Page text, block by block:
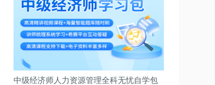
中级经济师人力资源管理全科无忧自学包